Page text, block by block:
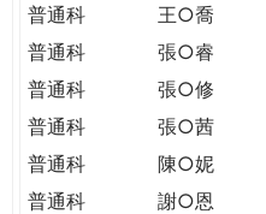
普通科
王○喬
普通科
張○睿
普通科
張○修
普通科
張○茜
普通科
陳○妮
普通科
謝○恩